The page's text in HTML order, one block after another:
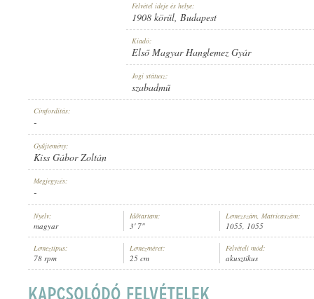
KÖRNYEY BÉLA VINCZE ZSIGMOND (ZONGORA)
ELSŐ MAGYAR HANGLEMEZ GYÁR
LEMEZSZÁM:
Felvétel ideje és helye:
1908 körül, Budapest
Kiadó:
Első Magyar Hanglemez Gyár
Jogi státusz:
szabadmű
Címfordítás:
-
Gyűjtemény:
Kiss Gábor Zoltán
Megjegyzés:
-
Nyelv:
magyar
Időtartam:
3' 7"
Lemezszám, Matricaszám:
1055, 1055
Lemeztípus:
78 rpm
Lemezméret:
25 cm
Felvételi mód:
akusztikus